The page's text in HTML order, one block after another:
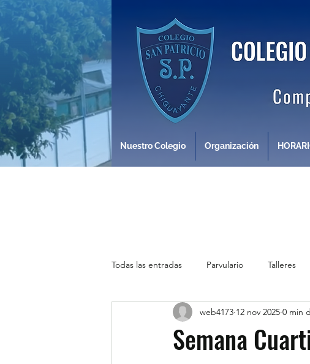
Nuestro Colegio Organización
Todas las entradas Parvulario Talleres
Semana
web4173 12 nov 2025 0 min